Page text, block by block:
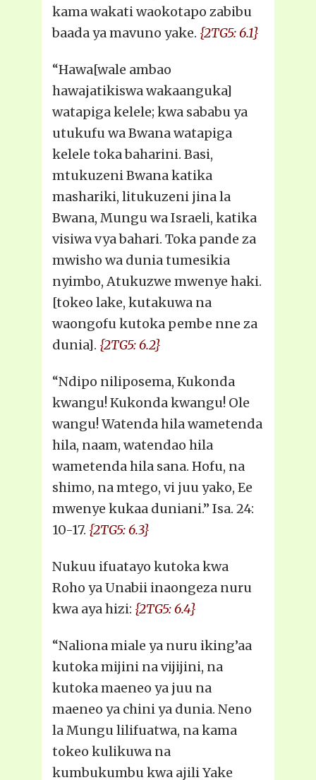
kama wakati waokotapo zabibu
baada ya mavuno yake. {2TG5: 6.1}
“Hawa[wale ambao
hawajatikiswa wakaanguka]
watapiga kelele; kwa sababu ya
utukufu wa Bwana watapiga
kelele toka baharini. Basi,
mtukuzeni Bwana katika
mashariki, litukuzeni jina la
Bwana, Mungu wa Israeli, katika
visiwa vya bahari. Toka pande za
mwisho wa dunia tumesikia
nyimbo, Atukuzwe mwenye haki.
[tokeo lake, kutakuwa na
waongofu kutoka pembe nne za
dunia]. {2TG5: 6.2}
“Ndipo niliposema, Kukonda
kwangu! Kukonda kwangu! Ole
wangu! Watenda hila wametenda
hila, naam, watendao hila
wametenda hila sana. Hofu, na
shimo, na mtego, vi juu yako, Ee
mwenye kukaa duniani.” Isa. 24:
10-17. {2TG5: 6.3}
Nukuu ifuatayo kutoka kwa
Roho ya Unabii inaongeza nuru
kwa aya hizi: {2TG5: 6.4}
“Naliona miale ya nuru iking’aa
kutoka mijini na vijijini, na
kutoka maeneo ya juu na
maeneo ya chini ya dunia. Neno
la Mungu lilifuatwa, na kama
tokeo kulikuwa na
kumbukumbu kwa ajili Yake